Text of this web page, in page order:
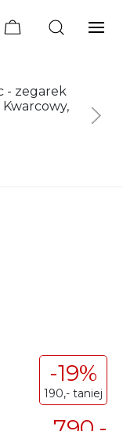
-19%
190,- taniej